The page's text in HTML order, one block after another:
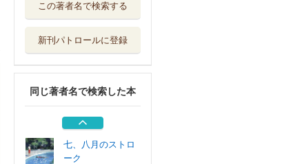
この著者名で検索する
新刊パトロールに登録
同じ著者名で検索した本
ビジュアルおく...
ルーティーンズ
僕たちの保存
文藝春秋
七、八月のストロ
ーク